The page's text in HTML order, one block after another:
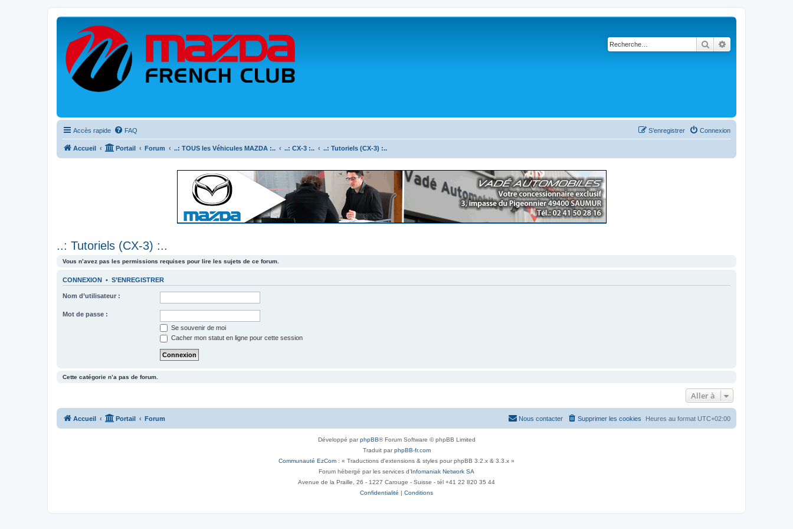
Rechercher
Accès rapide FAQ Connexion
S’enregistrer
Accueil Portail Forum ..: TOUS les Véhicules MAZDA :.. ..: CX-3 :.. ..: Tutoriels (CX-3) :..
..: Tutoriels (CX-3) :..
Vous n’avez pas les permissions requises pour lire les sujets de ce forum.
CONNEXION • S’ENREGISTRER
Nom d’utilisateur :
Mot de passe :
Se souvenir de moi
Cacher mon statut en ligne pour cette session
Cette catégorie n’a pas de forum.
Aller à
Accueil Portail Forum Heures au format UTC+02:00
Supprimer les cookies
Nous contacter
Développé parphpBB® Forum Software © phpBB Limited
Traduit parphpBB-fr.com
Communauté EzCom : « Traductions d'extensions & styles pour phpBB 3.2.x & 3.3.x »
Forum hébergé par les services d’Infomaniak Network SA
Avenue de la Praille, 26 - 1227 Carouge - Suisse - tél +41 22 820 35 44
Confidentialité | Conditions